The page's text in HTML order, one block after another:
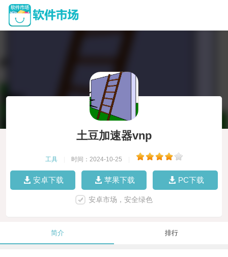
土豆加速器vnp
工具 时间：2024-10-25
安卓下载 苹果下载 PC下载
安卓市场，安全绿色
简介 排行